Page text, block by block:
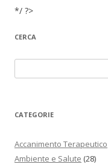
*/ ?>
CERCA
CATEGORIE
Accanimento Terapeutico
Ambiente e Salute (28)